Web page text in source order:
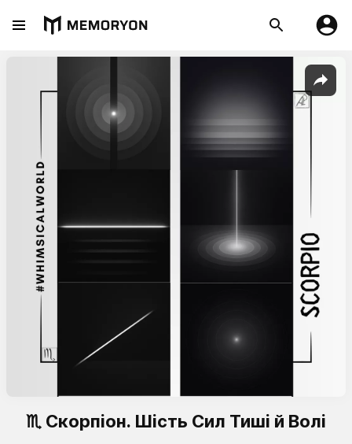
♏ Скорпіон. Шість Сил Тиші й Волі